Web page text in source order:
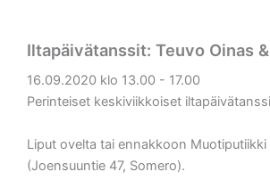
Iltapäivätanssit: Teuvo Oinas
16.09.2020 klo 13.00 - 17.00
Perinteiset keskiviikkoiset
Liput ovelta tai ennakkoon Muotiputiikki
(Joensuuntie 47, Somero).